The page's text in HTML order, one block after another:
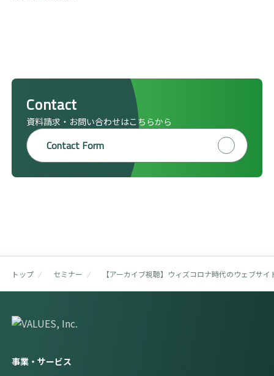
Contact
資料請求・お問い合わせはこちらから
Contact Form
トップ セミナー 【アーカイブ視聴】ウィズコロナ時代のウェブサ
事業・サービス